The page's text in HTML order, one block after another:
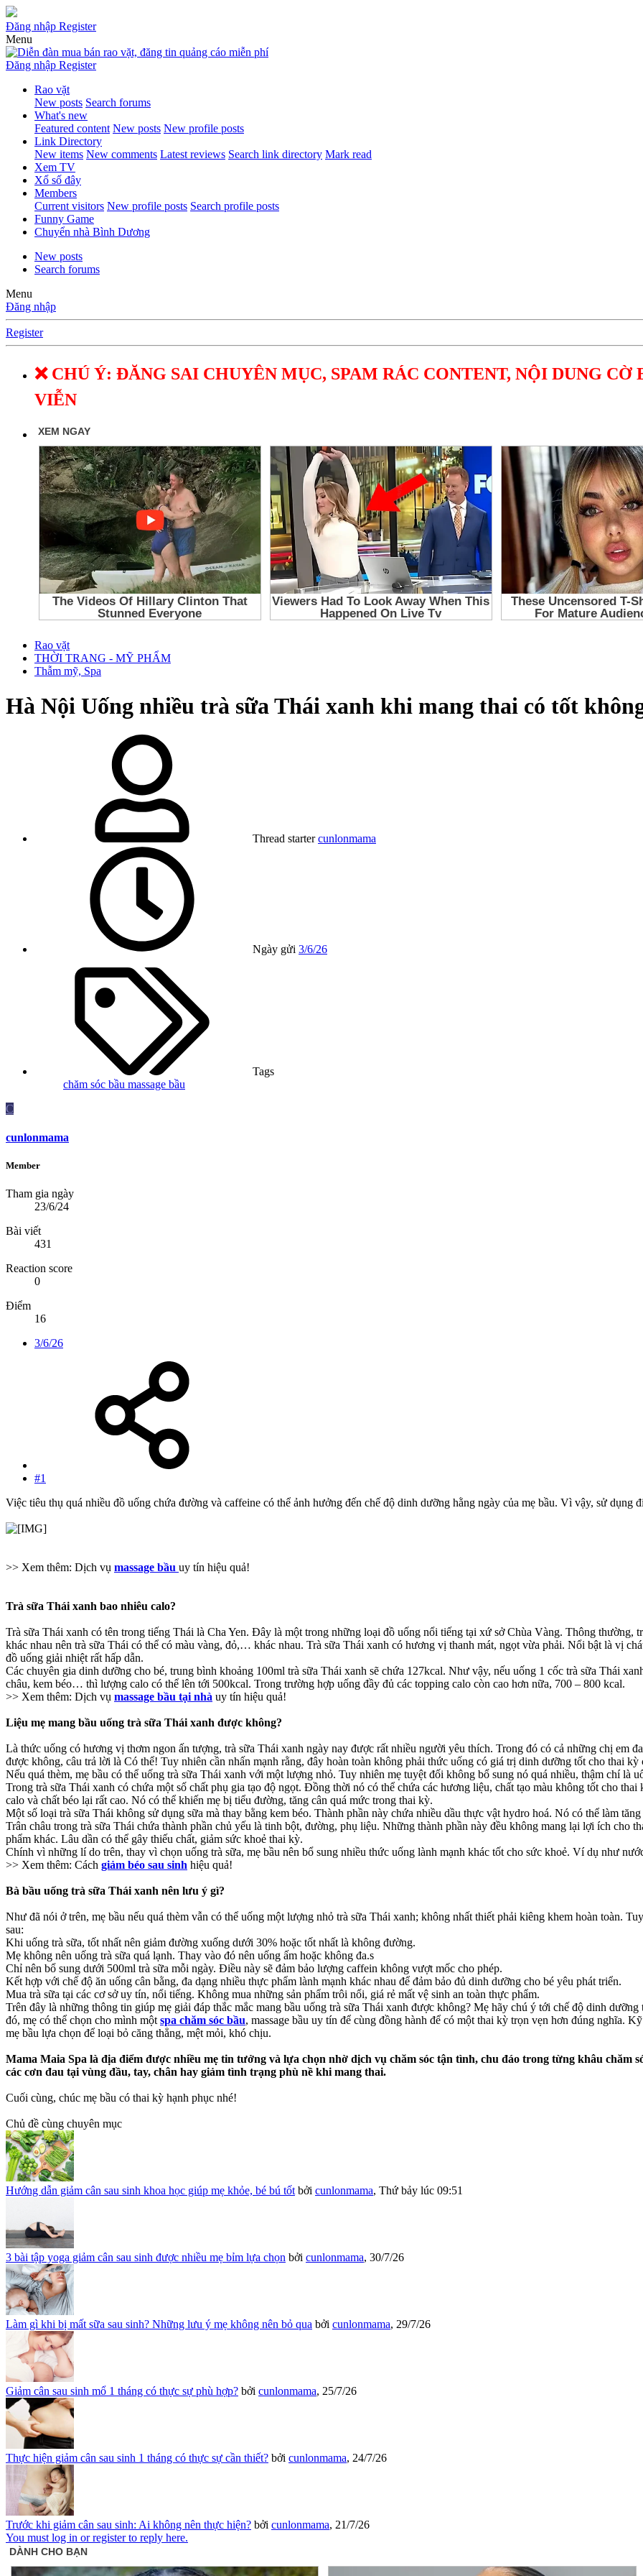
Đăng nhập Register
Menu
Đăng nhập Register
Rao vặt
New posts Search forums
What's new
Featured content New posts New profile posts
Link Directory
New items New comments Latest reviews Search link directory Mark read
Xem TV
Xổ số đây
Members
Current visitors New profile posts Search profile posts
Funny Game
Chuyển nhà Bình Dương
New posts
Search forums
Menu
Đăng nhập
Register
❌ CHÚ Ý: ĐĂNG SAI CHUYÊN MỤC, SPAM RÁC CONTENT, NỘI DUNG
VIỄN
Rao vặt
THỜI TRANG - MỸ PHẨM
Thẫm mỹ, Spa
Hà Nội Uống nhiều trà sữa Thái xanh khi mang thai có tốt
Thread starter cunlonmama
Ngày gửi 3/6/26
Tags
chăm sóc bầu massage bầu
C
cunlonmama
Member
Tham gia ngày
23/6/24
Bài viết
431
Reaction score
0
Điểm
16
3/6/26
#1
Việc tiêu thụ quá nhiều đồ uống chứa đường và caffeine có thể ảnh hưởng đến chế độ dinh dưỡng hằng ngày của mẹ bầu. Vì vậy, sử dụng
>> Xem thêm: Dịch vụ massage bầu uy tín hiệu quả!
Trà sữa Thái xanh bao nhiêu calo?
Trà sữa Thái xanh có tên trong tiếng Thái là Cha Yen. Đây là một trong những loại đồ uống nổi tiếng tại xứ sở Chùa Vàng. Thông thường,
khác nhau nên trà sữa Thái có thể có màu vàng, đỏ,… khác nhau. Trà sữa Thái xanh có hương vị thanh mát, ngọt vừa phải. Nổi bật là vị
đồ uống giải nhiệt rất hấp dẫn.
Các chuyên gia dinh dưỡng cho bé, trung bình khoảng 100ml trà sữa Thái xanh sẽ chứa 127kcal. Như vậy, nếu uống 1 cốc trà sữa Thái
châu, kem béo… thì lượng calo có thể lên tới 500kcal. Trong trường hợp uống đầy đủ các topping calo còn cao hơn nữa, 700 – 800 kcal.
>> Xem thêm: Dịch vụ massage bầu tại nhà uy tín hiệu quả!
Liệu mẹ mang bầu uống trà sữa Thái xanh được không?
Là thức uống có hương vị thơm ngon ấn tượng, trà sữa Thái xanh ngày nay được rất nhiều người yêu thích. Trong đó có cả những chị em
được không, câu trả lời là Có thể! Tuy nhiên cần nhấn mạnh rằng, đây hoàn toàn không phải thức uống có giá trị dinh dưỡng tốt cho thai kỳ
Nếu quá thèm, mẹ bầu có thể uống trà sữa Thái xanh với một lượng nhỏ. Tuy nhiên mẹ tuyệt đối không bổ sung nó quá nhiều, thậm chí là
Trong trà sữa Thái xanh có chứa một số chất phụ gia tạo độ ngọt. Đồng thời nó có thể chứa các hương liệu, chất tạo màu không tốt cho
calo và chất béo lại rất cao. Nó có thể khiến mẹ bị tiểu đường, tăng cân quá mức trong thai kỳ.
Một số loại trà sữa Thái không sử dụng sữa mà thay bằng kem béo. Thành phần này chứa nhiều dầu thực vật hydro hoá. Nó có thể làm
Trân châu trong trà sữa Thái chứa thành phần chủ yếu là tinh bột, đường, phụ liệu. Những thành phần này đều không mang lại lợi ích cho
phẩm khác. Lâu dần có thể gây thiếu chất, giảm sức khoẻ thai kỳ.
Chính vì những lí do trên, thay vì chọn uống trà sữa, mẹ bầu nên bổ sung nhiều thức uống lành mạnh khác tốt cho sức khoẻ. Ví dụ như
>> Xem thêm: Cách giảm béo sau sinh hiệu quả!
Bà bầu uống trà sữa Thái xanh nên lưu ý gì?
Như đã nói ở trên, mẹ bầu nếu quá thèm vẫn có thể uống một lượng nhỏ trà sữa Thái xanh; không nhất thiết phải kiêng khem hoàn toàn.
sau:
Khi uống trà sữa, tốt nhất nên giảm đường xuống dưới 30% hoặc tốt nhất là không đường.
Mẹ không nên uống trà sữa quá lạnh. Thay vào đó nên uống ấm hoặc không đa.s
Chỉ nên bổ sung dưới 500ml trà sữa mỗi ngày. Điều này sẽ đảm bảo lượng caffein không vượt mốc cho phép.
Kết hợp với chế độ ăn uống cân bằng, đa dạng nhiều thực phẩm lành mạnh khác nhau để đảm bảo đủ dinh dưỡng cho bé yêu phát triển.
Mua trà sữa tại các cơ sở uy tín, nổi tiếng. Không mua những sản phẩm trôi nổi, giá rẻ mất vệ sinh an toàn thực phẩm.
Trên đây là những thông tin giúp mẹ giải đáp thắc mắc mang bầu uống trà sữa Thái xanh được không? Mẹ hãy chú ý tới chế độ dinh
đó, mẹ có thể chọn cho mình một spa chăm sóc bầu, massage bầu uy tín để cùng đồng hành để có một thai kỳ trọn vẹn hơn đúng nghĩa.
mẹ bầu lựa chọn để loại bỏ căng thẳng, mệt mỏi, khó chịu.
Mama Maia Spa là địa điểm được nhiều mẹ tin tưởng và lựa chọn nhờ dịch vụ chăm sóc tận tình, chu đáo trong từng khâu chăm
các cơn đau tại vùng đầu, tay, chân hay giảm tình trạng phù nề khi mang thai.
Cuối cùng, chúc mẹ bầu có thai kỳ hạnh phục nhé!
Chủ đề cùng chuyên mục
Hướng dẫn giảm cân sau sinh khoa học giúp mẹ khỏe, bé bú tốt bởi cunlonmama, Thứ bảy lúc 09:51
3 bài tập yoga giảm cân sau sinh được nhiều mẹ bỉm lựa chọn bởi cunlonmama, 30/7/26
Làm gì khi bị mất sữa sau sinh? Những lưu ý mẹ không nên bỏ qua bởi cunlonmama, 29/7/26
Giảm cân sau sinh mổ 1 tháng có thực sự phù hợp? bởi cunlonmama, 25/7/26
Thực hiện giảm cân sau sinh 1 tháng có thực sự cần thiết? bởi cunlonmama, 24/7/26
Trước khi giảm cân sau sinh: Ai không nên thực hiện? bởi cunlonmama, 21/7/26
You must log in or register to reply here.